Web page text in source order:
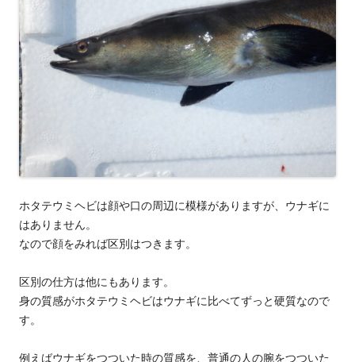
ホタテウミヘビは顔や口の周辺に模様がありますが、ウナギに
はありません。
なので顔をみれば区別はつきます。
区別の仕方は他にもあります。
身の質感がホタテウミヘビはウナギに比べてずっと硬質なので
す。
例えばウナギをつついた時の質感を、普通の人の腕をつついた